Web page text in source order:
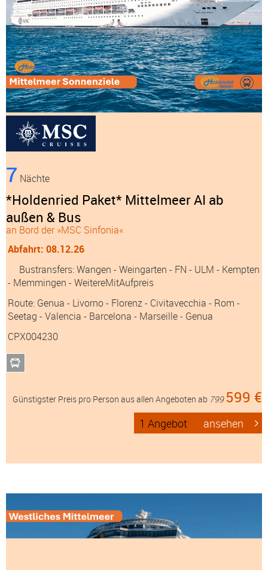
7 Nächte
*Holdenried Paket* Mittelmeer AI ab
außen & Bus
an Bord der »MSC Sinfonia«
Abfahrt: 08.12.26
Bustransfers:Wangen - Weingarten - FN - ULM - Kempten
- Memmingen - WeitereMitAufpreis
Route: Genua - Livorno - Florenz - Civitavecchia - Rom -
Seetag - Valencia - Barcelona - Marseille - Genua
CPX004230
Günstigster Preis pro Person aus allen Angeboten ab 799 599 €
1 Angebot ansehen